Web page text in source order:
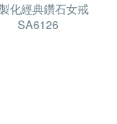
化經典鑽石女戒
SA6126